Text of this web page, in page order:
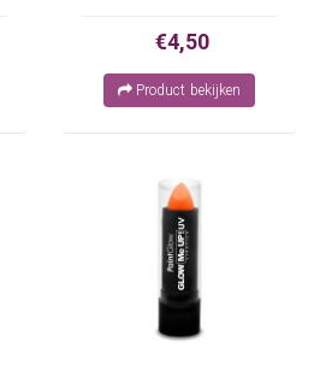
€4,50
Product bekijken